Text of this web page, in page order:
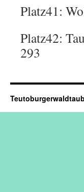
Platz41:
Platz42:
293